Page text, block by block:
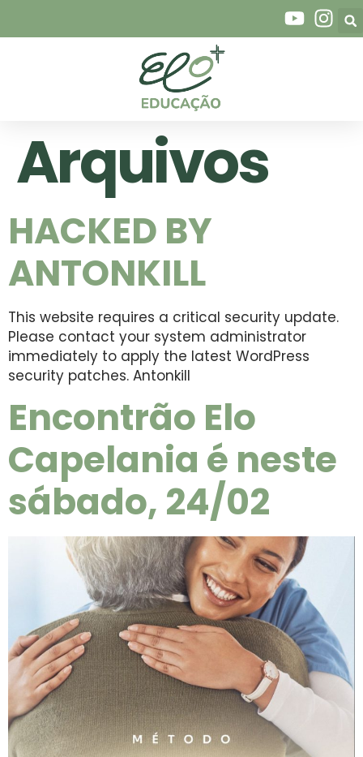
Arquivos
HACKED BY
ANTONKILL
This website requires a critical security update.
Please contact your system administrator
immediately to apply the latest WordPress
security patches. Antonkill
Encontrão Elo
Capelania é neste
sábado, 24/02